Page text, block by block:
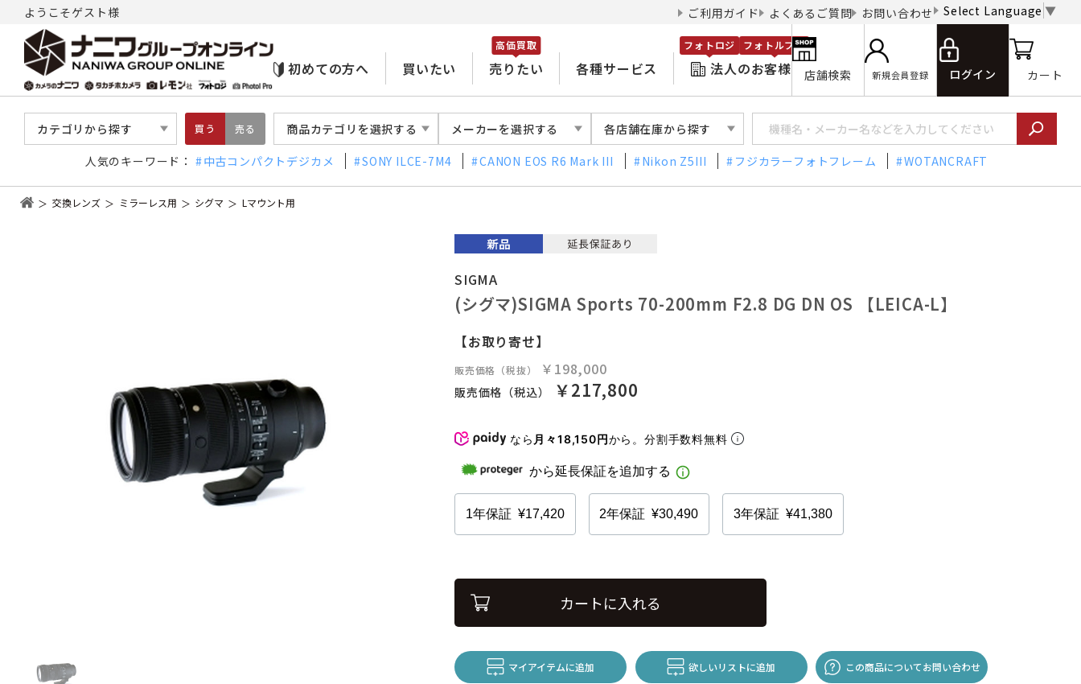
ようこそゲスト様 ご利用ガイド よくあるご質問 お問い合わせ Select Language ▼
初めての方へ 買いたい 売りたい
高価買取
各種サービス 法人のお客様
フォトロジ フォトルプロ
店舗検索 新規会員登録 ログイン カート
カテゴリから探す 買う 売る 商品カテゴリを選択する メーカーを選択する 各店舗在庫から探す
人気のキーワード： 中古コンパクトデジカメ SONY ILCE-7M4 CANON EOS R6 Mark III Nikon Z5III フジカラーフォトフレーム WOTANCRAFT
交換レンズ ミラーレス用 シグマ Lマウント用
SIGMA
(シグマ)SIGMA Sports 70-200mm F2.8 DG DN OS 【LEICA-L】
【お取り寄せ】
販売価格（税抜） ￥198,000
販売価格（税込） ￥217,800
なら 月々18,150円から。分割手数料無料
カートに入れる
マイアイテムに追加 欲しいリストに追加 この商品についてお問い合わせ